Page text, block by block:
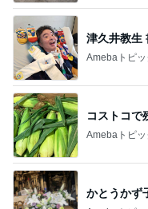
津久井教生
Amebaトピッ
コストコで
Amebaトピッ
かとうかず